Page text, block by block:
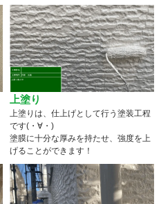
上塗り
上塗りは、仕上げとして行う塗装工程
です(・∀・)
塗膜に十分な厚みを持たせ、強度を上
げることができます！